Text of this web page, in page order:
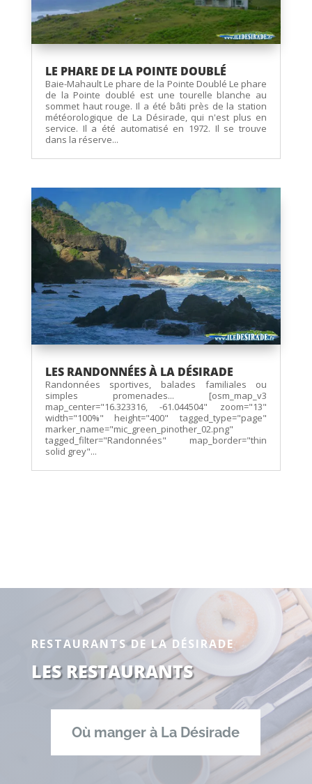
LE PHARE DE LA POINTE DOUBLÉ
Baie-Mahault Le phare de la Pointe Doublé Le phare
de la Pointe doublé est une tourelle blanche au
sommet haut rouge. Il a été bâti près de la station
météorologique de La Désirade, qui n'est plus en
service. Il a été automatisé en 1972. Il se trouve
dans la réserve...
LES RANDONNÉES À LA DÉSIRADE
Randonnées sportives, balades familiales ou
simples promenades... [osm_map_v3
map_center="16.323316, -61.044504" zoom="13"
width="100%" height="400" tagged_type="page"
marker_name="mic_green_pinother_02.png"
tagged_filter="Randonnées" map_border="thin
solid grey"...
RESTAURANTS DE LA DÉSIRADE
LES RESTAURANTS
Où manger à La Désirade